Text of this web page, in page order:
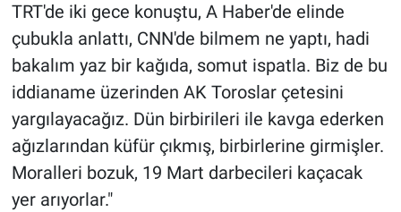
TRT'de iki gece konuştu, A Haber'de elinde
çubukla anlattı, CNN'de bilmem ne yaptı, hadi
bakalım yaz bir kağıda, somut ispatla. Biz de bu
iddianame üzerinden AK Toroslar çetesini
yargılayacağız. Dün birbirileri ile kavga ederken
ağızlarından küfür çıkmış, birbirlerine girmişler.
Moralleri bozuk, 19 Mart darbecileri kaçacak
yer arıyorlar."